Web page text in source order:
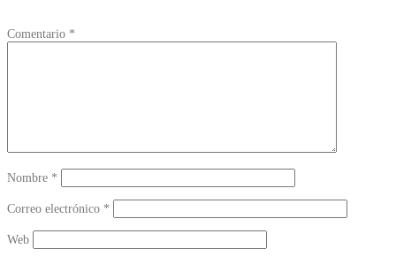
Comentario *
Nombre *
Correo electrónico *
Web